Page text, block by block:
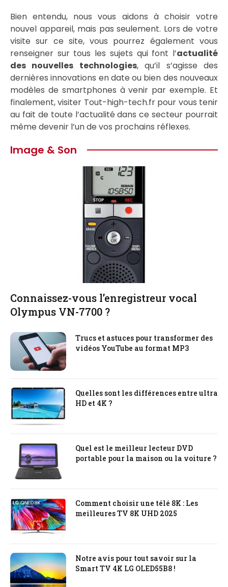
Bien entendu, nous vous aidons à choisir votre
nouvel appareil, mais pas seulement. Lors de votre
visite sur ce site, vous pourrez également vous
renseigner sur tous les sujets qui font l’actualité
des nouvelles technologies, qu’il s’agisse des
dernières innovations en date ou bien des nouveaux
modèles de smartphones à venir par exemple. Et
finalement, visiter Tout-high-tech.fr pour vous tenir
au fait de toute l’actualité dans ce secteur pourrait
même devenir l’un de vos prochains réflexes.
Image & Son
Connaissez-vous l’enregistreur vocal
Olympus VN-7700 ?
Trucs et astuces pour transformer des
vidéos YouTube au format MP3
Quelles sont les différences entre ultra
HD et 4K ?
Quel est le meilleur lecteur DVD
portable pour la maison ou la voiture ?
Comment choisir une télé 8K : Les
meilleures TV 8K UHD 2025
Notre avis pour tout savoir sur la
Smart TV 4K LG OLED55B8 !